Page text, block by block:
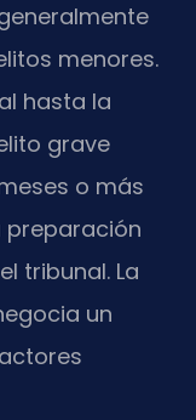
menores.
hasta la
grave
o más
preparación
tribunal. La
un